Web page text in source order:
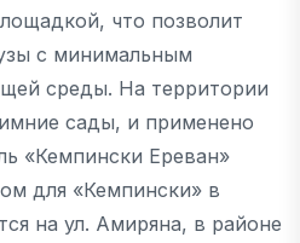
что позволит
с минимальным
среды. На территории
сады, и применено
«Кемпински Ереван»
для «Кемпински» в
на ул. Амиряна, в районе